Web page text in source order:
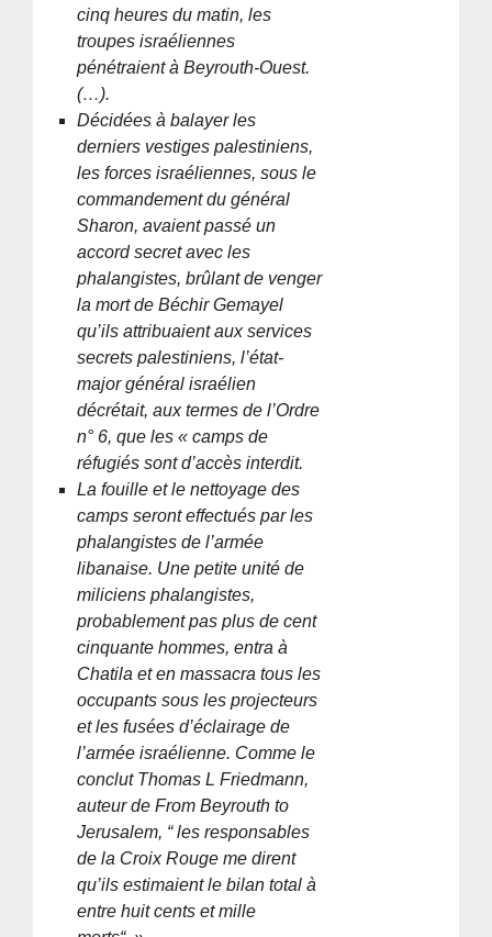
cinq heures du matin, les
troupes israéliennes
pénétraient à Beyrouth-Ouest.
(…).
Décidées à balayer les
derniers vestiges palestiniens,
les forces israéliennes, sous le
commandement du général
Sharon, avaient passé un
accord secret avec les
phalangistes, brûlant de venger
la mort de Béchir Gemayel
qu’ils attribuaient aux services
secrets palestiniens, l’état-
major général israélien
décrétait, aux termes de l’Ordre
n° 6, que les « camps de
réfugiés sont d’accès interdit.
La fouille et le nettoyage des
camps seront effectués par les
phalangistes de l’armée
libanaise. Une petite unité de
miliciens phalangistes,
probablement pas plus de cent
cinquante hommes, entra à
Chatila et en massacra tous les
occupants sous les projecteurs
et les fusées d’éclairage de
l’armée israélienne. Comme le
conclut Thomas L Friedmann,
auteur de From Beyrouth to
Jerusalem, “ les responsables
de la Croix Rouge me dirent
qu’ils estimaient le bilan total à
entre huit cents et mille